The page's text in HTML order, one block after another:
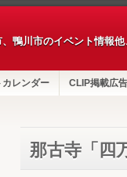
鴨川市のイベント情報
レンダー CLIP掲載広告
那古寺「四